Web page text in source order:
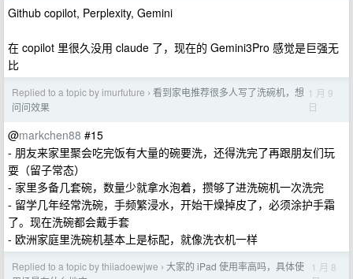
Github copilot, Perplexity, Gemini
在 copilot 里很久没用 claude 了，现在的 Gemini3Pro 感觉是巨强无
比
Replied to a topic by imurfuture › 看到家电推荐很多人写了洗碗机，想
问问效果
1 月 9
日
@markchen88 #15
- 朋友来家里聚会吃完饭有大量的碗要洗，还得洗完了再跟朋友们玩
耍（留子常态）
- 家里多备几套碗，数量少就拿水泡着，攒够了进洗碗机一次洗完
- 留学几年经常洗碗，手频繁浸水，开始干燥掉皮了，必须涂护手霜
了。现在洗碗都会戴手套
- 欧洲家庭里洗碗机基本上是标配，就像洗衣机一样
Replied to a topic by thiiadoewjwe › 大家的 iPad 使用率高吗，具体使
1 月 8